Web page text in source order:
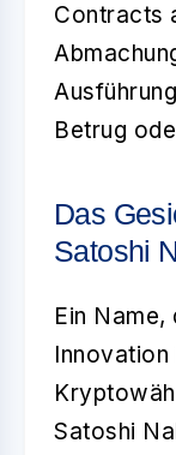
Contracts
Betrug
Das
Satoshi
Ein
Satoshi